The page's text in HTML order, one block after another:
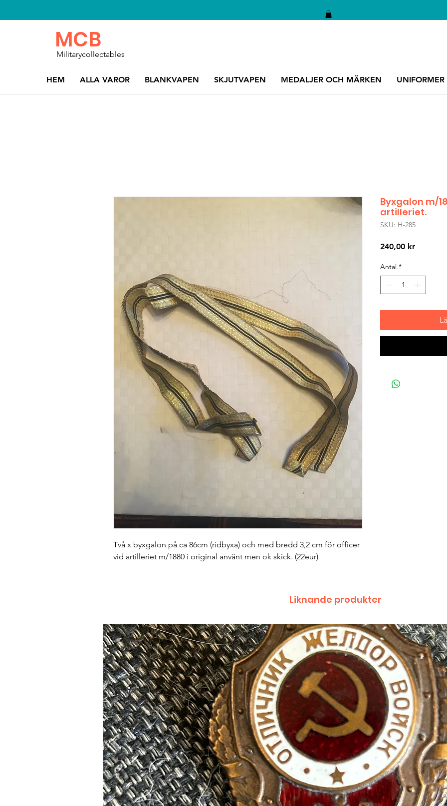
HEM ALLA VAROR BLANKVAPEN SKJUTVAPEN MEDALJER OCH MÄRKEN
MCB
Militarycollectables
Två x byxgalon på ca 86cm (ridbyxa) och med bredd 3,2 cm för officer
vid artilleriet m/1880 i original använt men ok skick. (22eur)
Byxgalon m/
artilleriet.
SKU: H-285
240,00 krPris
Antal *
Liknande produkter